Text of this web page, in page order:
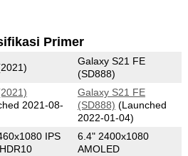
Primer
Galaxy S21 FE
(SD888)
2021-08-
Galaxy S21 FE
(SD888) (Launched
2022-01-04)
IPS
6.4" 2400x1080
AMOLED